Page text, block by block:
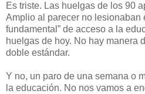
Es triste. Las huelgas de los 90
Amplio al parecer no lesionaban
fundamental” de acceso a la
huelgas de hoy. No hay manera
doble estándar.
Y no, un paro de una semana o
la educación. No nos vamos a